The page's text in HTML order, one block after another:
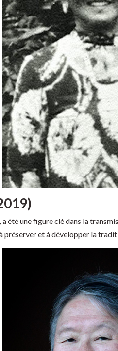
une figure clé dans la
et à développer la